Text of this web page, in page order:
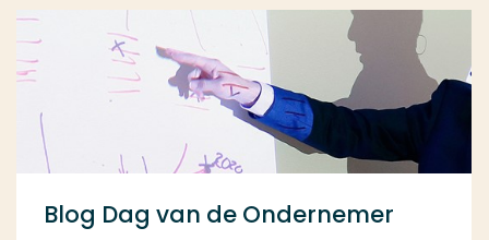
Blog Dag van de Ondernemer